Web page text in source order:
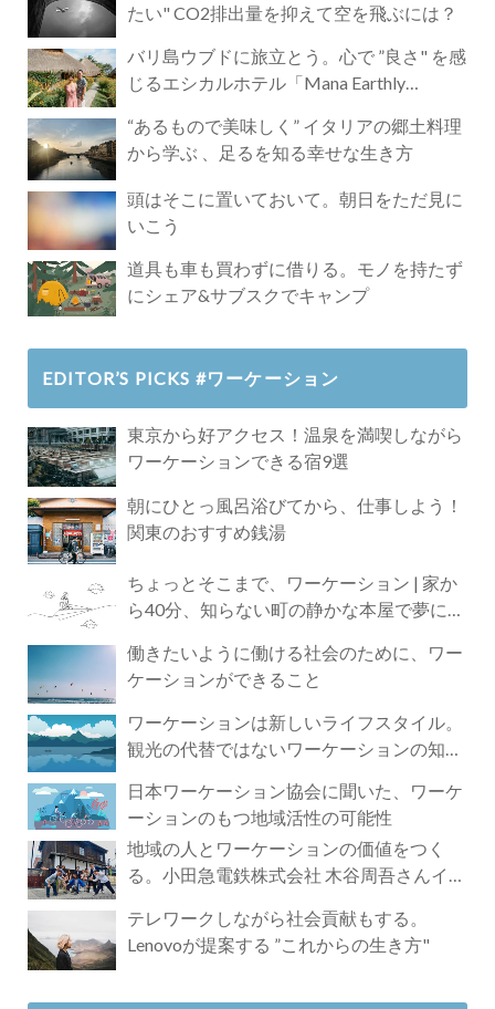
たい" CO2排出量を抑えて空を飛ぶには？
バリ島ウブドに旅立とう。心で ”良さ" を感
じるエシカルホテル「Mana Earthly
“あるもので美味しく” イタリアの郷土料理
から学ぶ 、足るを知る幸せな生き方
頭はそこに置いておいて。朝日をただ見に
いこう
道具も車も買わずに借りる。モノを持たず
にシェア&サブスクでキャンプ
EDITOR’S PICKS #ワーケーション
東京から好アクセス！温泉を満喫しながら
ワーケーションできる宿9選
朝にひとっ風呂浴びてから、仕事しよう！
関東のおすすめ銭湯
ちょっとそこまで、ワーケーション | 家か
ら40分、知らない町の静かな本屋で夢に近
働きたいように働ける社会のために、ワー
ケーションができること
ワーケーションは新しいライフスタイル。
観光の代替ではないワーケーションの知ら
日本ワーケーション協会に聞いた、ワーケ
ーションのもつ地域活性の可能性
地域の人とワーケーションの価値をつく
る。小田急電鉄株式会社 木谷周吾さんイン
テレワークしながら社会貢献もする。
Lenovoが提案する ”これからの生き方"